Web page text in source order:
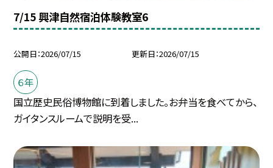
7/15 興津自然宿泊体験教室6
公開日 2026/07/15 更新日 2026/07/15
６年
国立歴史民俗博物館に到着しました。お弁当を食べてから、
ガイタンスルームで説明を受...